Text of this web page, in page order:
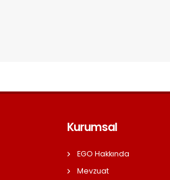
Kurumsal
EGO Hakkında
Mevzuat